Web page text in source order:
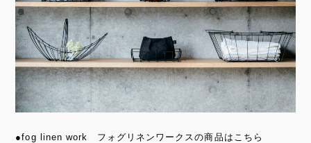
●fog linen work フォグリネンワークスの商品はこちら